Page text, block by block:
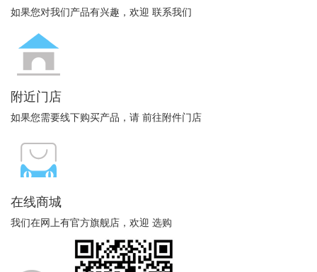
如果您对我们产品有兴趣，欢迎 联系我们
附近门店
如果您需要线下购买产品，请 前往附件门店
在线商城
我们在网上有官方旗舰店，欢迎 选购